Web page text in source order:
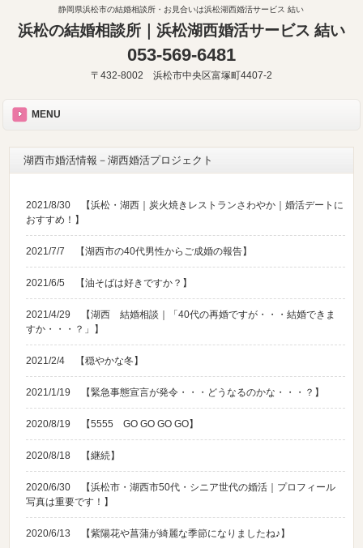
静岡県浜松市の結婚相談所・お見合いは浜松湖西婚活サービス 結い
浜松の結婚相談所｜浜松湖西婚活サービス 結い
053-569-6481
〒432-8002 浜松市中央区富塚町4407-2
MENU
湖西市婚活情報－湖西婚活プロジェクト
2021/8/30
【浜松・湖西｜炭火焼きレストランさわやか｜婚活デートに
おすすめ！】
2021/7/7 【湖西市の40代男性からご成婚の報告】
2021/6/5 【油そばは好きですか？】
2021/4/29
【湖西 結婚相談｜「40代の再婚ですが・・・結婚できま
すか・・・？」】
2021/2/4 【穏やかな冬】
2021/1/19 【緊急事態宣言が発令・・・どうなるのかな・・・？】
2020/8/19 【5555 GO GO GO GO】
2020/8/18 【継続】
2020/6/30
【浜松市・湖西市50代・シニア世代の婚活｜プロフィール
写真は重要です！】
2020/6/13 【紫陽花や菖蒲が綺麗な季節になりましたね♪】